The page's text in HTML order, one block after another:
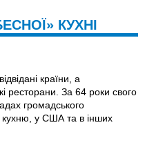
КУХНІ
країни, а
ресторани. За 64 роки свого
громадського
кухню, у США та в інших